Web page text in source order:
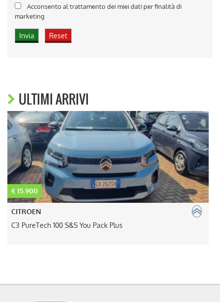
Acconsento al trattamento dei miei dati per finalità di
marketing
ULTIMI ARRIVI
€ 15.900
CITROEN
C3 PureTech 100 S&S You Pack Plus